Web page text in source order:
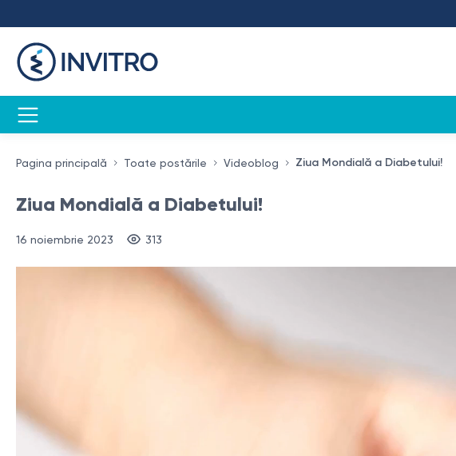
Pagina principală Toate postările Videoblog Ziua Mondială a Diabetului!
Ziua Mondială a Diabetului!
16 noiembrie 2023 313